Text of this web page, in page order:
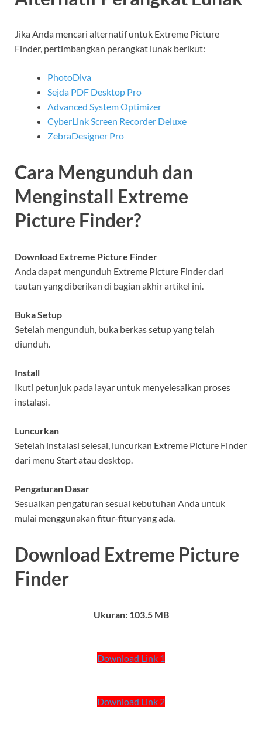
Jika Anda mencari alternatif untuk Extreme Picture
Finder, pertimbangkan perangkat lunak berikut:
PhotoDiva
Sejda PDF Desktop Pro
Advanced System Optimizer
CyberLink Screen Recorder Deluxe
ZebraDesigner Pro
Cara Mengunduh dan
Menginstall Extreme
Picture Finder?
Download Extreme Picture Finder
Anda dapat mengunduh Extreme Picture Finder dari
tautan yang diberikan di bagian akhir artikel ini.
Buka Setup
Setelah mengunduh, buka berkas setup yang telah
diunduh.
Install
Ikuti petunjuk pada layar untuk menyelesaikan proses
instalasi.
Luncurkan
Setelah instalasi selesai, luncurkan Extreme Picture Finder
dari menu Start atau desktop.
Pengaturan Dasar
Sesuaikan pengaturan sesuai kebutuhan Anda untuk
mulai menggunakan fitur-fitur yang ada.
Download Extreme Picture
Finder
Ukuran: 103.5 MB
Download Link 1
Download Link 2